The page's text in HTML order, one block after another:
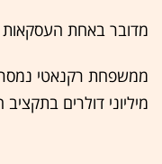
מדובר באחת העסקאות
ממשפחת רקנאטי
מיליוני דולרים